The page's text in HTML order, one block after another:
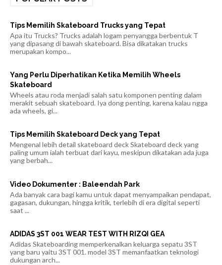
Tips Memilih Skateboard Trucks yang Tepat
Apa itu Trucks? Trucks adalah logam penyangga berbentuk T
yang dipasang di bawah skateboard. Bisa dikatakan trucks
merupakan kompo...
Yang Perlu Diperhatikan Ketika Memilih Wheels
Skateboard
Wheels atau roda menjadi salah satu komponen penting dalam
merakit sebuah skateboard. Iya dong penting, karena kalau ngga
ada wheels, gi...
Tips Memilih Skateboard Deck yang Tepat
Mengenal lebih detail skateboard deck Skateboard deck yang
paling umum ialah terbuat dari kayu, meskipun dikatakan ada juga
yang berbah...
Video Dokumenter : Baleendah Park
Ada banyak cara bagi kamu untuk dapat menyampaikan pendapat,
gagasan, dukungan, hingga kritik, terlebih di era digital seperti
saat ...
ADIDAS 3ST 001 WEAR TEST WITH RIZQI GEA
Adidas Skateboarding memperkenalkan keluarga sepatu 3ST
yang baru yaitu 3ST 001. model 3ST memanfaatkan teknologi
dukungan arch...